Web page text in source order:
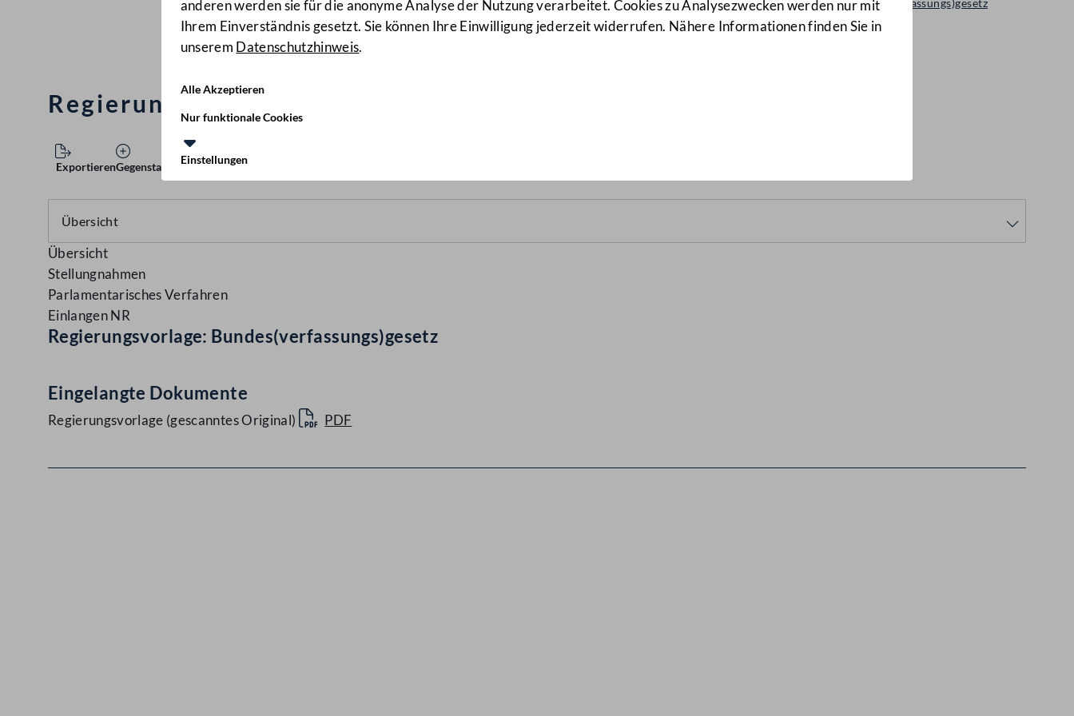
anderen werden sie für die anonyme Analyse der Nutzung verarbeitet. Cookies zu Analysezwecken werden nur mit
Ihrem Einverständnis gesetzt. Sie können Ihre Einwilligung jederzeit widerrufen. Nähere Informationen finden Sie in
unserem Datenschutzhinweis.
Alle Akzeptieren
Nur funktionale Cookies
Einstellungen
Regierungsvorlage: Bundes(verfassungs)gesetz
1006 d.B.
Regierungsvorlage: Bundes(verfassungs)gesetz
ExportierenGegenstand speichern
Übersicht
Stellungnahmen
Parlamentarisches Verfahren
Einlangen NR
Regierungsvorlage: Bundes(verfassungs)gesetz
Eingelangte Dokumente
Regierungsvorlage (gescanntes Original) PDF